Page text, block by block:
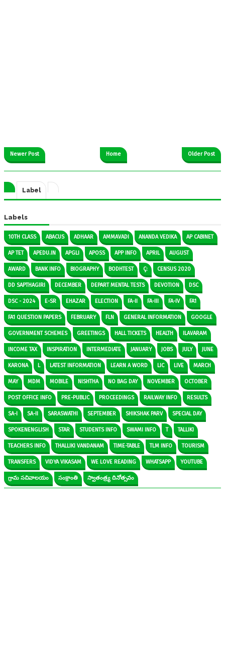
Newer Post Older Post
Home
Label
Labels
10TH CLASS ABACUS ADHAAR AMMAVADI ANANDA VEDIKA AP CABINET
AP TET APEDU.IN APGLI APOSS APP INFO APRIL AUGUST
AWARD BANK INFO BIOGRAPHY BODHTEST Ç: CENSUS 2020
DD SAPTHAGIRI DECEMBER DEPART MENTAL TESTS DEVOTION DSC
DSC - 2024 E-SR EHAZAR ELECTION FA-II FA-III FA-IV FA1
FA1 QUESTION PAPERS FEBRUARY FLN GENERAL INFORMATION GOOGLE
GOVERNMENT SCHEMES GREETINGS HALL TICKETS HEALTH ILAVARAM
INCOME TAX INSPIRATION INTERMEDIATE JANUARY JOBS JULY JUNE
KARONA L LATEST INFORMATION LEARN A WORD LIC LIVE MARCH
MAY MDM MOBILE NISHTHA NO BAG DAY NOVEMBER OCTOBER
POST OFFICE INFO PRE-PUBLIC PROCEEDINGS RAILWAY INFO RESULTS
SA-I SA-II SARASWATHI SEPTEMBER SHIKSHAK PARV SPECIAL DAY
SPOKENENGLISH STAR STUDENTS INFO SWAMI INFO T TALLIKI
TEACHERS INFO THALLIKI VANDANAM TIME-TABLE TLM INFO TOURISM
TRANSFERS VIDYA VIKASAM WE LOVE READING WHATSAPP YOUTUBE
గ్రామ సచివాలయం సంక్రాంతి స్వాతంత్ర్య దినోత్సవం